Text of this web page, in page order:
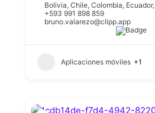
Bolivia,Chile,Colombia, Ecuador,
+593 991 898 859
bruno.valarezo@clipp.app
Aplicaciones móviles +1